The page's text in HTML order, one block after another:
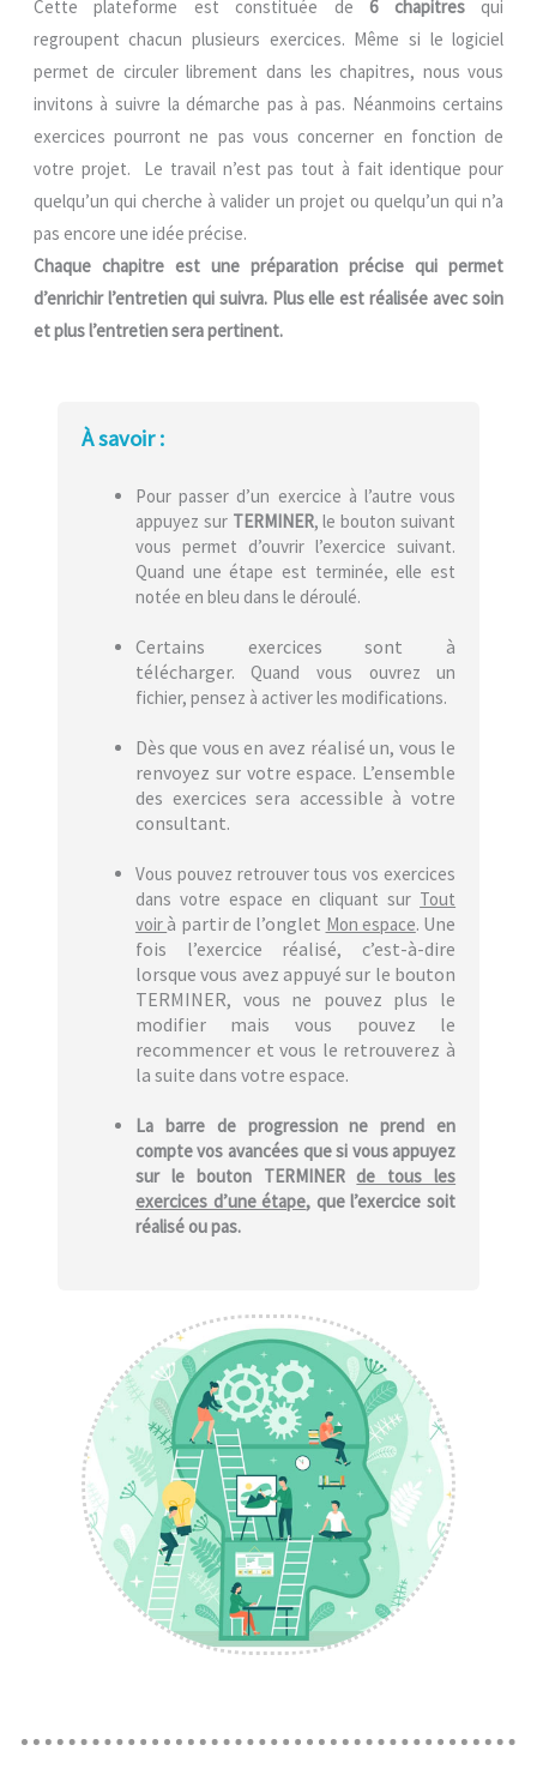
Cette plateforme est constituée de6 chapitresqui
regroupent chacun plusieurs exercices. Même si le logiciel
permet de circuler librement dans les chapitres, nous vous
invitons à suivre la démarche pas à pas. Néanmoins certains
exercices pourront ne pas vous concerner en fonction de
votre projet. Le travail n’est pas tout à fait identique pour
quelqu’un qui cherche à valider un projet ou quelqu’un qui n’a
pas encore une idée précise.
Chaque chapitre est une préparation précise qui permet
d’enrichir l’entretien qui suivra. Plus elle est réalisée avec soin
et plus l’entretien sera pertinent.
À savoir :
Pour passer d’un exercice à l’autre vous
appuyez sur TERMINER, le bouton suivant
vous permet d’ouvrir l’exercice suivant.
Quand une étape est terminée, elle est
notée en bleu dans le déroulé.
Certains exercices sont à
télécharger.Quand vous ouvrez un
fichier, pensez à activer les modifications.
Dès que vous en avez réalisé un, vous le
renvoyez sur votre espace. L’ensemble
des exercices sera accessible à votre
consultant.
Vous pouvez retrouver tous vos exercices
dans votre espace en cliquant sur Tout
voirà partir de l’onglet Mon espace. Une
fois l’exercice réalisé, c’est-à-dire
lorsque vous avez appuyé sur le bouton
TERMINER, vous ne pouvez plus le
modifier mais vous pouvez le
recommencer et vous le retrouverez à
la suite dans votre espace.
La barre de progression ne prend en
compte vos avancées que si vous appuyez
sur le bouton TERMINERde tous les
exercices d’une étape, que l’exercice soit
réalisé ou pas.